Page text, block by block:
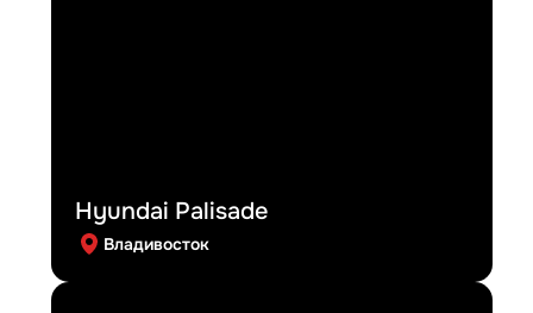
Hyundai Palisade
Владивосток